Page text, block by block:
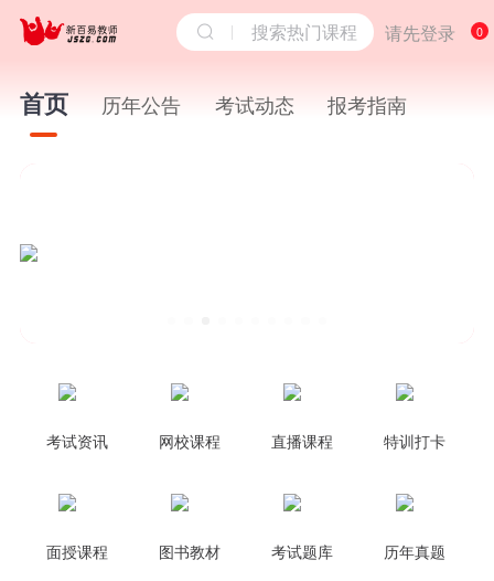
搜索热门课程 请先登录 0
首页 历年公告 考试动态 报考指南
考试资讯 网校课程 直播课程 特训打卡
面授课程 图书教材 考试题库 历年真题